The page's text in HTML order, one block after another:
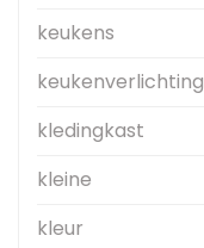
keukens
keukenverlichting
kledingkast
kleine
kleur